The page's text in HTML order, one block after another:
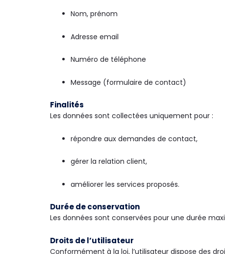
Nom, prénom
Adresse email
Numéro de téléphone
Message (formulaire de contact)
Finalités
Les données sont collectées uniquement pour :
répondre aux demandes de contact,
gérer la relation client,
améliorer les services proposés.
Durée de conservation
Les données sont conservées pour une durée
Droits de l’utilisateur
Conformément à la loi, l’utilisateur dispose des